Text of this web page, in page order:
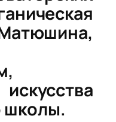
школы.